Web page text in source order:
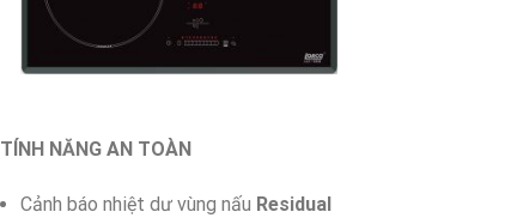
TÍNH NĂNG AN TOÀN
Cảnh báo nhiệt dư vùng nấu Residual